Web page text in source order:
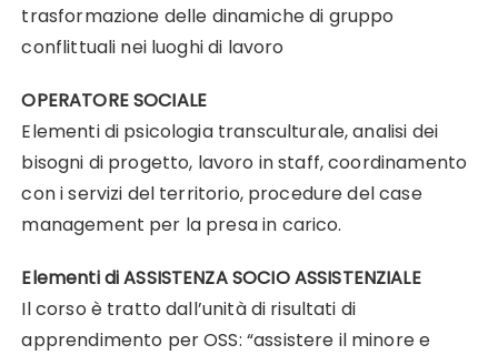
trasformazione delle dinamiche di gruppo
conflittuali nei luoghi di lavoro
OPERATORE SOCIALE
Elementi di psicologia transculturale, analisi dei
bisogni di progetto, lavoro in staff, coordinamento
con i servizi del territorio, procedure del case
management per la presa in carico.
Elementi di ASSISTENZA SOCIO ASSISTENZIALE
Il corso è tratto dall’unità di risultati di
apprendimento per OSS: “assistere il minore e